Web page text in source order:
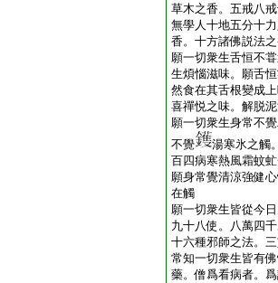
草木之香。五戒八
無學人十地五分十
香。十方諸佛説法
願一切衆生舌恒不
生煩惱滋味。願舌
然食在其舌根變成
喜禪悦之味。解脱
願一切衆生身常不
不覺
湯寒氷之觸
百四病寒熱風霜蚊
願身常覺清涼強健
在觸
願一切衆生皆從今
九十八使。八萬四
十六種邪師之法。
常知一切衆生皆有
藥。僧爲看病者。